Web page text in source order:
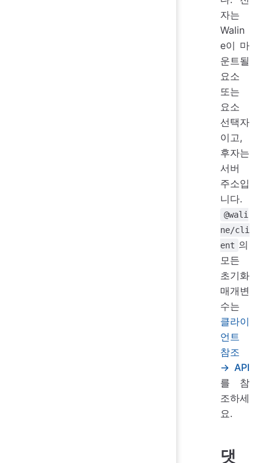
자는
Walin
e이 마
운트될
요소
또는
요소
선택자
이고,
후자는
서버
주소입
니다.
@wali
ne/cli
ent 의
모든
초기화
매개변
수는
클라이
언트
참조
→ API
를 참
조하세
요.
댓